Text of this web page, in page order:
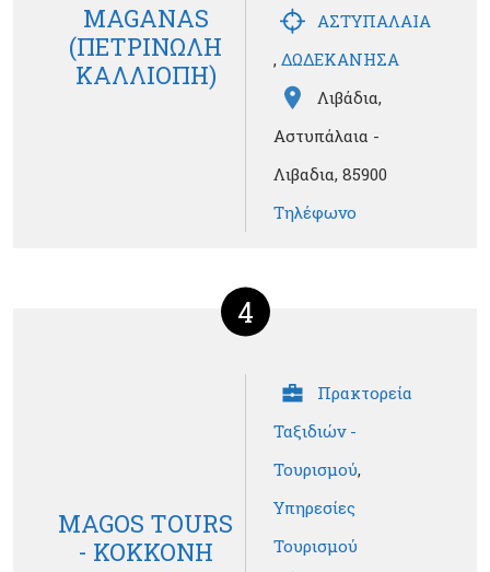
MAGANAS
(ΠΕΤΡΙΝΩΛΗ
ΚΑΛΛΙΟΠΗ)
ΑΣΤΥΠΑΛΑΙΑ
, ΔΩΔΕΚΑΝΗΣΑ
Λιβάδια,
Αστυπάλαια -
Λιβαδια, 85900
Τηλέφωνο
4
MAGOS TOURS
- KOKKONH
Πρακτορεία
Ταξιδιών -
Τουρισμού,
Υπηρεσίες
Τουρισμού